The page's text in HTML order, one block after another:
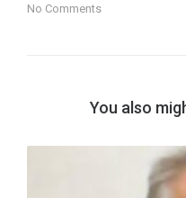
No Comments
You also